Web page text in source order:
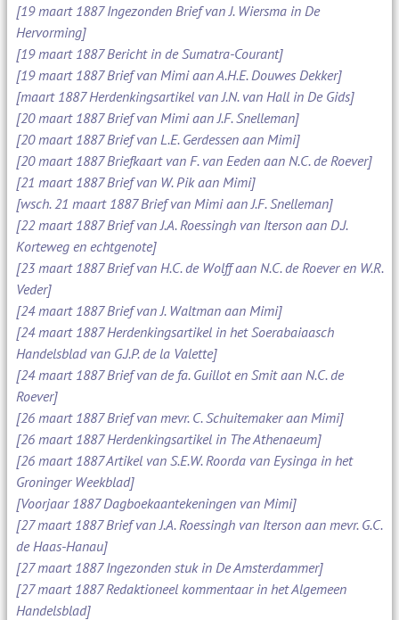
[19 maart 1887 Ingezonden Brief van J. Wiersma in De
Hervorming]
[19 maart 1887 Bericht in de Sumatra-Courant]
[19 maart 1887 Brief van Mimi aan A.H.E. Douwes Dekker]
[maart 1887 Herdenkingsartikel van J.N. van Hall in De Gids]
[20 maart 1887 Brief van Mimi aan J.F. Snelleman]
[20 maart 1887 Brief van L.E. Gerdessen aan Mimi]
[20 maart 1887 Briefkaart van F. van Eeden aan N.C. de Roever]
[21 maart 1887 Brief van W. Pik aan Mimi]
[wsch. 21 maart 1887 Brief van Mimi aan J.F. Snelleman]
[22 maart 1887 Brief van J.A. Roessingh van Iterson aan D.J.
Korteweg en echtgenote]
[23 maart 1887 Brief van H.C. de Wolff aan N.C. de Roever en W.R.
Veder]
[24 maart 1887 Brief van J. Waltman aan Mimi]
[24 maart 1887 Herdenkingsartikel in het Soerabaiaasch
Handelsblad van G.J.P. de la Valette]
[24 maart 1887 Brief van de fa. Guillot en Smit aan N.C. de
Roever]
[26 maart 1887 Brief van mevr. C. Schuitemaker aan Mimi]
[26 maart 1887 Herdenkingsartikel in The Athenaeum]
[26 maart 1887 Artikel van S.E.W. Roorda van Eysinga in het
Groninger Weekblad]
[Voorjaar 1887 Dagboekaantekeningen van Mimi]
[27 maart 1887 Brief van J.A. Roessingh van Iterson aan mevr. G.C.
de Haas-Hanau]
[27 maart 1887 Ingezonden stuk in De Amsterdammer]
[27 maart 1887 Redaktioneel kommentaar in het Algemeen
Handelsblad]